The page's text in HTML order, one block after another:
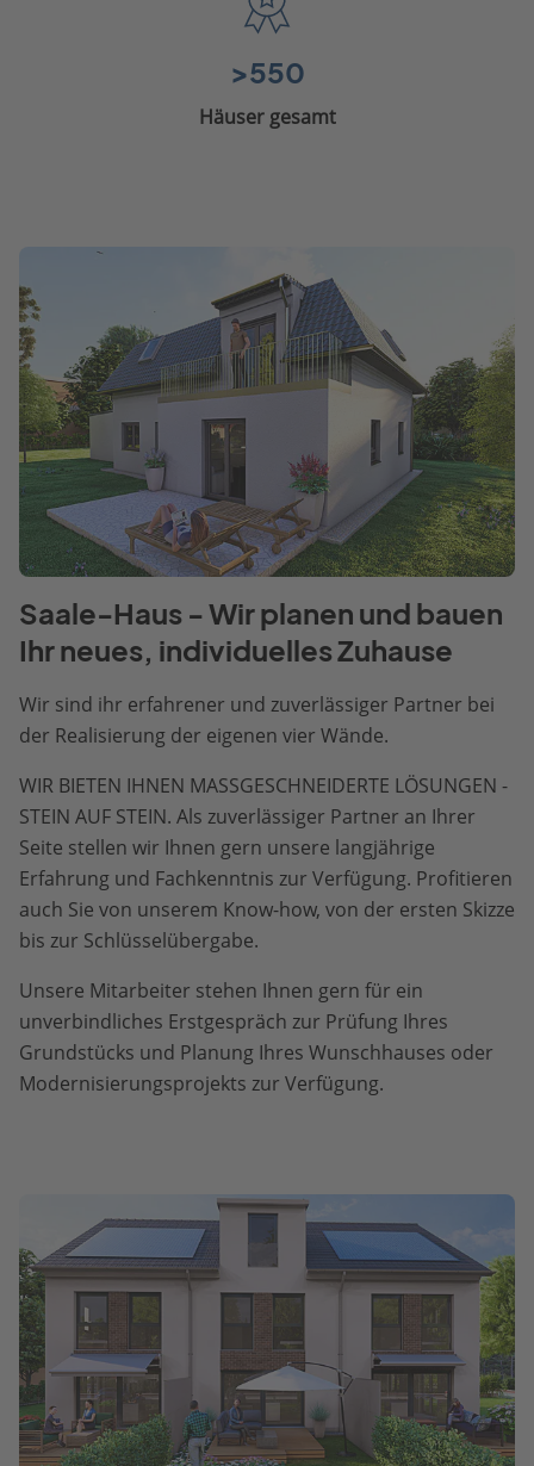
>550
Häuser gesamt
Saale-Haus - Wir planen und bauen
Ihr neues, individuelles Zuhause
Wir sind ihr erfahrener und zuverlässiger Partner bei
der Realisierung der eigenen vier Wände.
WIR BIETEN IHNEN MASSGESCHNEIDERTE LÖSUNGEN -
STEIN AUF STEIN. Als zuverlässiger Partner an Ihrer
Seite stellen wir Ihnen gern unsere langjährige
Erfahrung und Fachkenntnis zur Verfügung. Profitieren
auch Sie von unserem Know-how, von der ersten Skizze
bis zur Schlüsselübergabe.
Unsere Mitarbeiter stehen Ihnen gern für ein
unverbindliches Erstgespräch zur Prüfung Ihres
Grundstücks und Planung Ihres Wunschhauses oder
Modernisierungsprojekts zur Verfügung.